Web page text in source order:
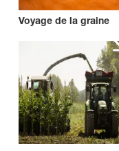
Voyage de la graine